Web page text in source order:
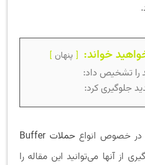
خواند: پنهان
را تشخیص داد:
جلوگیری کرد:
در خصوص انواع
حملات Buffer
از آنها می‌توانید این مقاله را